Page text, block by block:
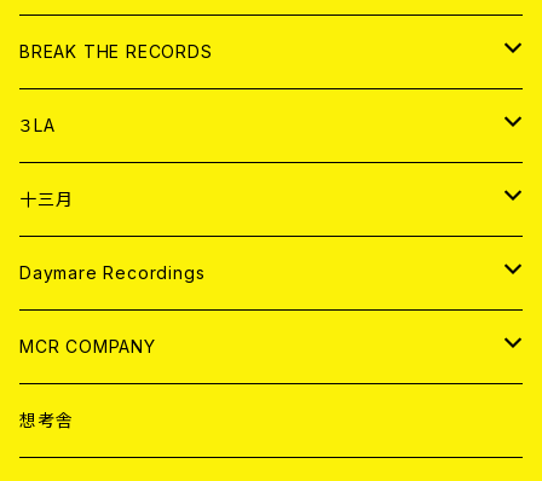
書籍
DIGITAL CONTENTS
アナログ
CD
アナログ
BREAK THE RECORDS
CD
ANALOG
アパレル
３LA
CD
ANALOG
十三月
CD
ANALOG
Daymare Recordings
CD
ANALOG
MCR COMPANY
CD
想考舎